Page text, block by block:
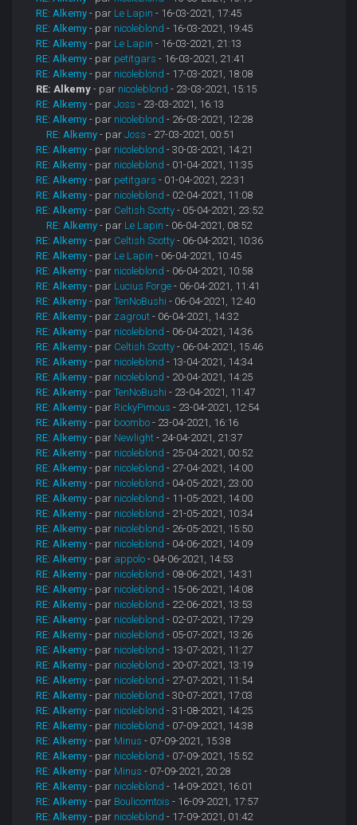
RE: Alkemy - par Le Lapin - 16-03-2021, 17:45
RE: Alkemy - par nicoleblond - 16-03-2021, 19:45
RE: Alkemy - par Le Lapin - 16-03-2021, 21:13
RE: Alkemy - par petitgars - 16-03-2021, 21:41
RE: Alkemy - par nicoleblond - 17-03-2021, 18:08
RE: Alkemy - par nicoleblond - 23-03-2021, 15:15
RE: Alkemy - parJoss - 23-03-2021, 16:13
RE: Alkemy - par nicoleblond - 26-03-2021, 12:28
RE: Alkemy - parJoss - 27-03-2021, 00:51
RE: Alkemy - par nicoleblond - 30-03-2021, 14:21
RE: Alkemy - par nicoleblond - 01-04-2021, 11:35
RE: Alkemy - par petitgars - 01-04-2021, 22:31
RE: Alkemy - par nicoleblond - 02-04-2021, 11:08
RE: Alkemy - par Celtish Scotty - 05-04-2021, 23:52
RE: Alkemy - par Le Lapin - 06-04-2021, 08:52
RE: Alkemy - par Celtish Scotty - 06-04-2021, 10:36
RE: Alkemy - par Le Lapin - 06-04-2021, 10:45
RE: Alkemy - par nicoleblond - 06-04-2021, 10:58
RE: Alkemy - par Lucius Forge - 06-04-2021, 11:41
RE: Alkemy - parTenNoBushi - 06-04-2021, 12:40
RE: Alkemy - par zagrout - 06-04-2021, 14:32
RE: Alkemy - par nicoleblond - 06-04-2021, 14:36
RE: Alkemy - par Celtish Scotty - 06-04-2021, 15:46
RE: Alkemy - par nicoleblond - 13-04-2021, 14:34
RE: Alkemy - par nicoleblond - 20-04-2021, 14:25
RE: Alkemy - parTenNoBushi - 23-04-2021, 11:47
RE: Alkemy - par RickyPimous - 23-04-2021, 12:54
RE: Alkemy - par boombo - 23-04-2021, 16:16
RE: Alkemy - par Newlight - 24-04-2021, 21:37
RE: Alkemy - par nicoleblond - 25-04-2021, 00:52
RE: Alkemy - par nicoleblond - 27-04-2021, 14:00
RE: Alkemy - par nicoleblond - 04-05-2021, 23:00
RE: Alkemy - par nicoleblond - 11-05-2021, 14:00
RE: Alkemy - par nicoleblond - 21-05-2021, 10:34
RE: Alkemy - par nicoleblond - 26-05-2021, 15:50
RE: Alkemy - par nicoleblond - 04-06-2021, 14:09
RE: Alkemy - par appolo - 04-06-2021, 14:53
RE: Alkemy - par nicoleblond - 08-06-2021, 14:31
RE: Alkemy - par nicoleblond - 15-06-2021, 14:08
RE: Alkemy - par nicoleblond - 22-06-2021, 13:53
RE: Alkemy - par nicoleblond - 02-07-2021, 17:29
RE: Alkemy - par nicoleblond - 05-07-2021, 13:26
RE: Alkemy - par nicoleblond - 13-07-2021, 11:27
RE: Alkemy - par nicoleblond - 20-07-2021, 13:19
RE: Alkemy - par nicoleblond - 27-07-2021, 11:54
RE: Alkemy - par nicoleblond - 30-07-2021, 17:03
RE: Alkemy - par nicoleblond - 31-08-2021, 14:25
RE: Alkemy - par nicoleblond - 07-09-2021, 14:38
RE: Alkemy - par Minus - 07-09-2021, 15:38
RE: Alkemy - par nicoleblond - 07-09-2021, 15:52
RE: Alkemy - par Minus - 07-09-2021, 20:28
RE: Alkemy - par nicoleblond - 14-09-2021, 16:01
RE: Alkemy - par Boulicomtois - 16-09-2021, 17:57
RE: Alkemy - par nicoleblond - 17-09-2021, 01:42